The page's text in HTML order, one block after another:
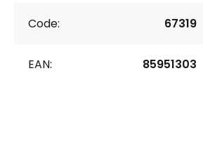
Code: 67319
EAN: 85951303